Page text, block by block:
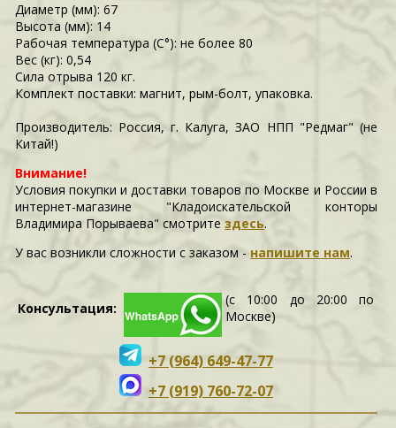
Диаметр (мм): 67
Высота (мм): 14
Рабочая температура (С°): не более 80
Вес (кг): 0,54
Сила отрыва 120 кг.
Комплект поставки: магнит, рым-болт, упаковка.
Производитель: Россия, г. Калуга, ЗАО НПП "Редмаг" (не
Китай!)
Внимание!
Условия покупки и доставки товаров по Москве и России в
интернет-магазине "Кладоискательской конторы
Владимира Порываева" смотритездесь.
У вас возникли сложности c заказом - напишите нам.
Консультация:
(с 10:00 до 20:00 по
Москве)
+7 (964) 649-47-77
+7 (919) 760-72-07